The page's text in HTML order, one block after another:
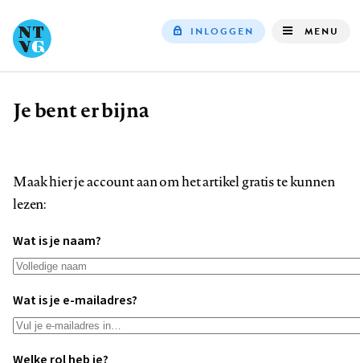
INLOGGEN MENU
Kruimelpad
Je bent er bijna
Maak hier je account aan om het artikel gratis te kunnen
lezen:
Wat is je naam?
Wat is je e-mailadres?